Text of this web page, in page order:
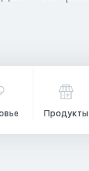
Продукты